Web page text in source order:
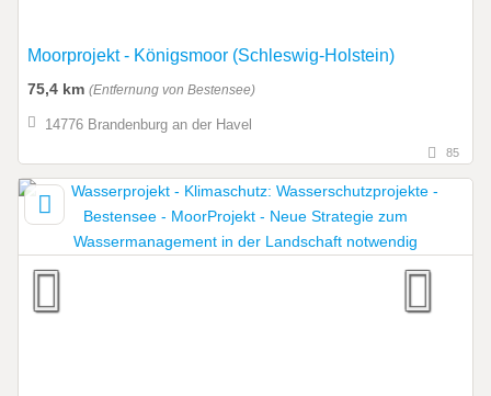
Moorprojekt - Königsmoor (Schleswig-Holstein)
75,4 km (Entfernung von Bestensee)
14776 Brandenburg an der Havel
85